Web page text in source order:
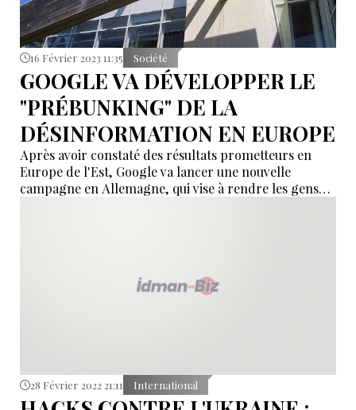
16 Février 2023 11:35 Société
GOOGLE VA DÉVELOPPER LE
"PRÉBUNKING" DE LA
DÉSINFORMATION EN EUROPE
Après avoir constaté des résultats prometteurs en
Europe de l'Est, Google va lancer une nouvelle
campagne en Allemagne, qui vise à rendre les gens
28 Février 2022 21:11 International